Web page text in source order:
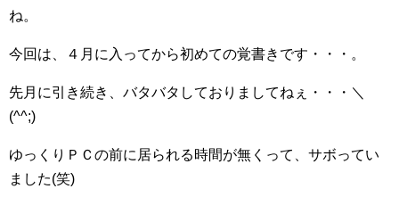
ね。
今回は、４月に入ってから初めての覚書きです・・・。
先月に引き続き、バタバタしておりましてねぇ・・・＼
(^^;)
ゆっくりＰＣの前に居られる時間が無くって、サボってい
ました(笑)